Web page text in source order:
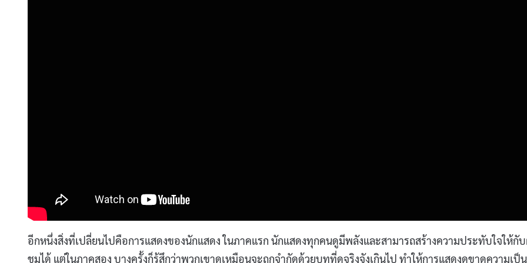
อีกหนึ่งสิ่งที่เปลี่ยนไปคือการแสดงของนักแสดง ในภาคแรก นักแสดงทุกคนดูมีพลังและสามารถสร้างความประทับใจให้กั
ชมได้ แต่ในภาคสอง บางครั้งก็รู้สึกว่าพวกเขาดูเหมือนจะถูกจำกัดด้วยบทที่ดูจริงจังเกินไป ทำให้การแสดงดูขาดความเป็น